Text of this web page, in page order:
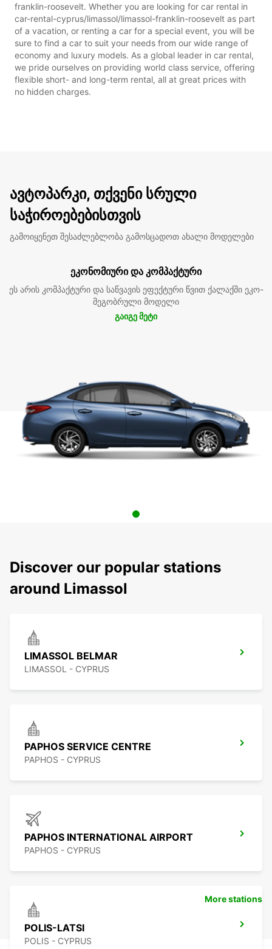
franklin-roosevelt. Whether you are looking for car rental in
car-rental-cyprus/limassol/limassol-franklin-roosevelt as part
of a vacation, or renting a car for a special event, you will be
sure to find a car to suit your needs from our wide range of
economy and luxury models. As a global leader in car rental,
we pride ourselves on providing world class service, offering
flexible short- and long-term rental, all at great prices with
no hidden charges.
ავტოპარკი, თქვენი სრული
საჭიროებებისთვის
გამოიყენეთ შესაძლებლობა გამოსცადოთ ახალი მოდელები
ეკონომიური და კომპაქტური
ეს არის კომპაქტური და საწვავის ეფექტური წვით ქალაქში ეკო-
მეგობრული მოდელი
გაიგე მეტი
Discover our popular stations
around Limassol
LIMASSOL BELMAR
LIMASSOL - CYPRUS
PAPHOS SERVICE CENTRE
PAPHOS - CYPRUS
PAPHOS INTERNATIONAL AIRPORT
PAPHOS - CYPRUS
POLIS-LATSI
POLIS - CYPRUS
More stations